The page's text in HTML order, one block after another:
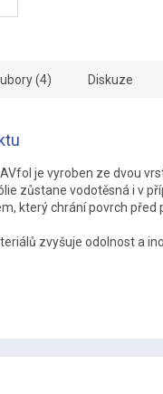
(4) Diskuze
je vyroben ze dvou
zůstane vodotěsná i v
který chrání povrch
zvyšuje odolnost a